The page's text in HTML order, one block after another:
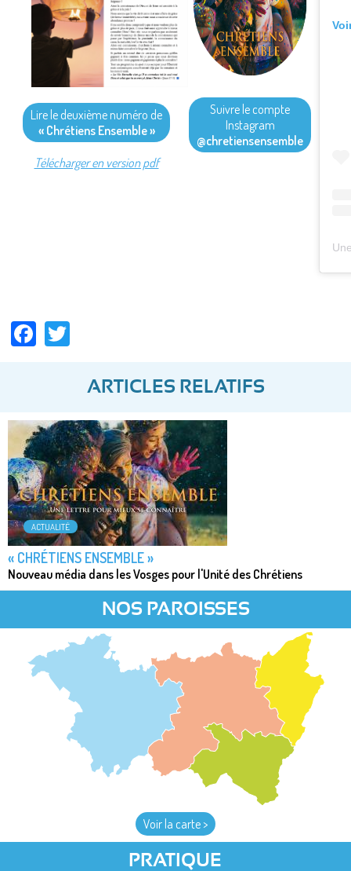
Lire le deuxième numéro de
« Chrétiens Ensemble »
Télécharger en version pdf
Suivre le compte
Instagram
@chretiensensemble
Facebook
ARTICLES RELATIFS
ACTUALITÉ
« CHRÉTIENS ENSEMBLE »
Nouveau média dans les Vosges pour l'Unité des Chrétiens
NOS PAROISSES
Voir la carte >
PRATIQUE